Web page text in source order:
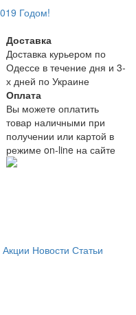
Доставка
Доставка курьером по
Одессе в течение дня и 3-
х дней по Украине
Оплата
Вы можете оплатить
товар наличными при
получении или картой в
режиме on-line на сайте
Акции Новости Статьи